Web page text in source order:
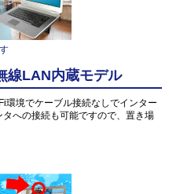
線LAN内蔵モデル
環境でケーブル接続なしでインター
への接続も可能ですので、置き場